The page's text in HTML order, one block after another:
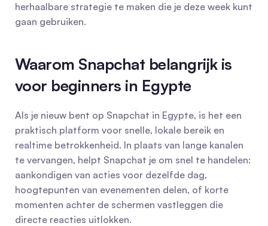
herhaalbare strategie te maken die je deze week kunt
gaan gebruiken.
Waarom Snapchat belangrijk is
voor beginners in Egypte
Als je nieuw bent op Snapchat in Egypte, is het een
praktisch platform voor snelle, lokale bereik en
realtime betrokkenheid. In plaats van lange kanalen
te vervangen, helpt Snapchat je om snel te handelen:
aankondigen van acties voor dezelfde dag,
hoogtepunten van evenementen delen, of korte
momenten achter de schermen vastleggen die
directe reacties uitlokken.